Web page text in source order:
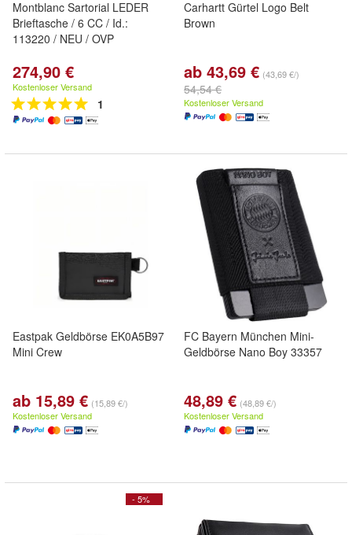
Montblanc Sartorial LEDER
Brieftasche / 6 CC / Id.:
113220 / NEU / OVP
274,90 €
Kostenloser Versand
1
Carhartt Gürtel Logo Belt
Brown
ab 43,69 € (43,69 €/)
54,54 €
Kostenloser Versand
Eastpak Geldbörse EK0A5B97
Mini Crew
ab 15,89 € (15,89 €/)
Kostenloser Versand
FC Bayern München Mini-
Geldbörse Nano Boy 33357
48,89 € (48,89 €/)
Kostenloser Versand
- 5%